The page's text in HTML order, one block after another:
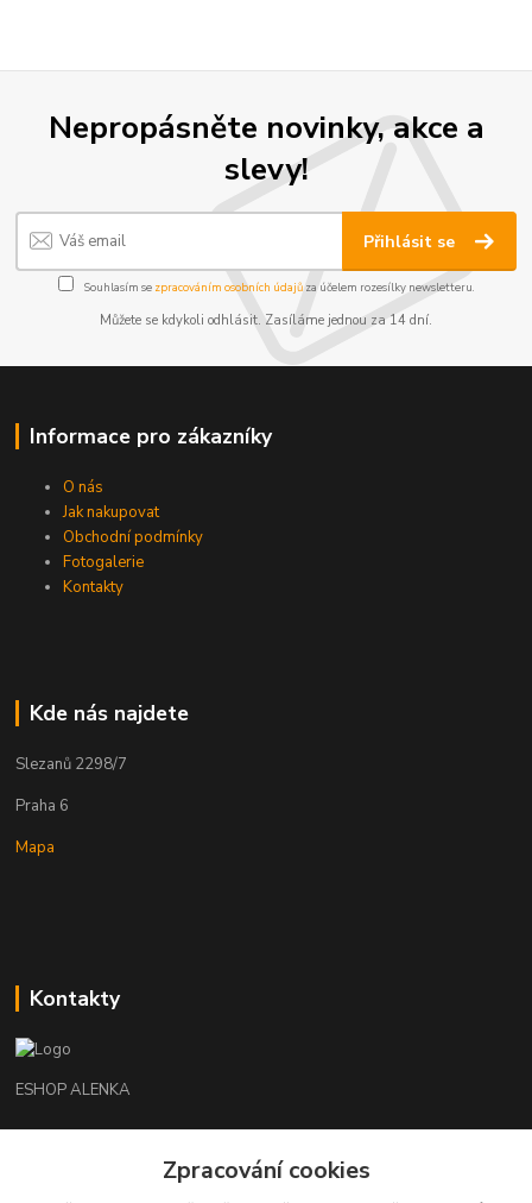
Nepropásněte novinky, akce a
slevy!
Přihlásit se
Souhlasím se zpracováním osobních údajůza účelem rozesílky newsletteru.
Můžete se kdykoli odhlásit. Zasíláme jednou za 14 dní.
Informace pro zákazníky
O nás
Jak nakupovat
Obchodní podmínky
Fotogalerie
Kontakty
Kde nás najdete
Slezanů 2298/7
Praha 6
Mapa
Kontakty
ESHOP ALENKA
+420602541312Zpracování cookies